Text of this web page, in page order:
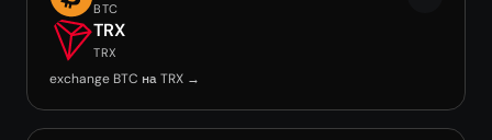
BTC
TRX
TRX
exchange BTC на TRX →